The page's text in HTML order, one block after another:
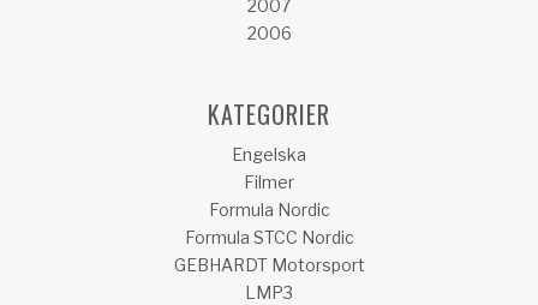
2007
2006
KATEGORIER
Engelska
Filmer
Formula Nordic
Formula STCC Nordic
GEBHARDT Motorsport
LMP3